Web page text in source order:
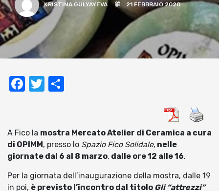
KRISTINA GULYAYEVA 21 FEBBRAIO 2020
Facebook
Twitter
A Fico la mostra Mercato Atelier di Ceramica a cura
di OPIMM , presso lo Spazio Fico Solidale, nelle
giornate dal 6 al 8 marzo, dalle ore 12 alle 16.
Per la giornata dell’inaugurazione della mostra, dalle 19
in poi, è previsto l’incontro dal titolo Gli “attrezzi”